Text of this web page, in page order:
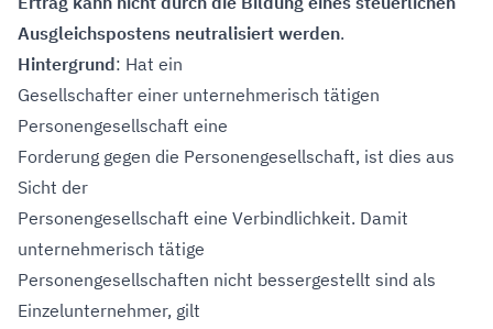
Ausgleichspostens neutralisiert werden.
Hintergrund: Hat ein
Gesellschafter einer unternehmerisch tätigen
Personengesellschaft eine
Forderung gegen die Personengesellschaft, ist dies aus
Sicht der
Personengesellschaft eine Verbindlichkeit. Damit
unternehmerisch tätige
Personengesellschaften nicht bessergestellt sind als
Einzelunternehmer, gilt